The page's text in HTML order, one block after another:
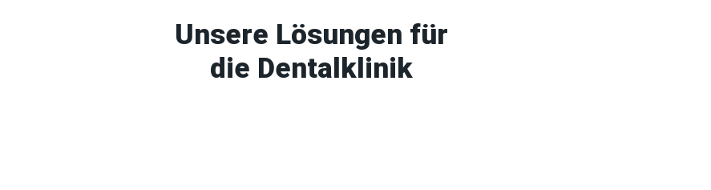
Unsere Lösungen für
die Dentalklinik